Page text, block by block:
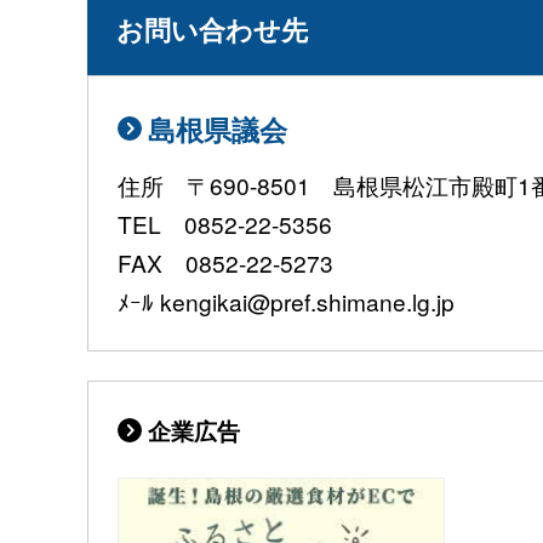
お問い合わせ先
島根県議会
住所 〒690-8501 島根県松江市殿町1
TEL 0852-22-5356
FAX 0852-22-5273
ﾒｰﾙ kengikai@pref.shimane.lg.jp
企業広告